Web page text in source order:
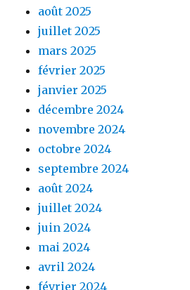
août 2025
juillet 2025
mars 2025
février 2025
janvier 2025
décembre 2024
novembre 2024
octobre 2024
septembre 2024
août 2024
juillet 2024
juin 2024
mai 2024
avril 2024
février 2024